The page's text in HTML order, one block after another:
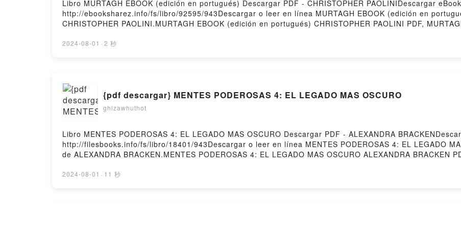
Libro MURTAGH EBOOK (edición en portugués) Descargar PDF - CHRISTOPHER PAOLINIDescargar
http://ebooksharez.info/fs/libro/92595/943Descargar o leer en línea MURTAGH EBOOK (edición en
CHRISTOPHER PAOLINI.MURTAGH EBOOK (edición en portugués) CHRISTOPHER PAOLINI PDF,
portugués) CHRISTOPHER PAOLINI Audiolibro, MURTAGH EBOOK (edición en portugués) CHRISTOPHER
2024-08-01 · 2 秒
{pdf descargar} MENTES PODEROSAS 4: EL LEGADO MAS OSCURO
ghizawhuthot
Libro MENTES PODEROSAS 4: EL LEGADO MAS OSCURO Descargar PDF - ALEXANDRA
http://filesbooks.info/fs/libro/18401/943Descargar o leer en línea MENTES PODEROSAS 4: EL LEGADO
de ALEXANDRA BRACKEN.MENTES PODEROSAS 4: EL LEGADO MAS OSCURO ALEXANDRA BRACKEN
PODEROSAS 4: EL LEGADO MAS OSCURO ALEXANDRA BRACKEN Audiolibro, MENTES PODEROSAS 4:
2024-08-01 · 11 秒